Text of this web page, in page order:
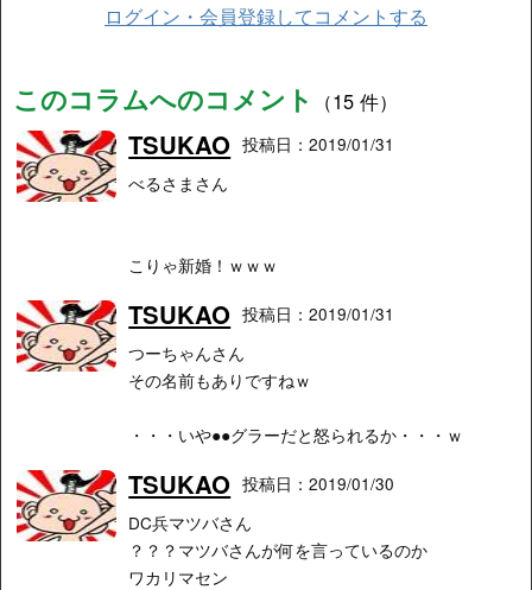
ログイン・会員登録してコメントする
このコラムへのコメント （15 件）
TSUKAO 投稿日：2019/01/31
べるさまさん
こりゃ新婚！ｗｗｗ
TSUKAO 投稿日：2019/01/31
つーちゃんさん
その名前もありですねｗ
・・・いや●●グラーだと怒られるか・・・ｗ
TSUKAO 投稿日：2019/01/30
DC兵マツバさん
？？？マツバさんが何を言っているのか
ワカリマセン